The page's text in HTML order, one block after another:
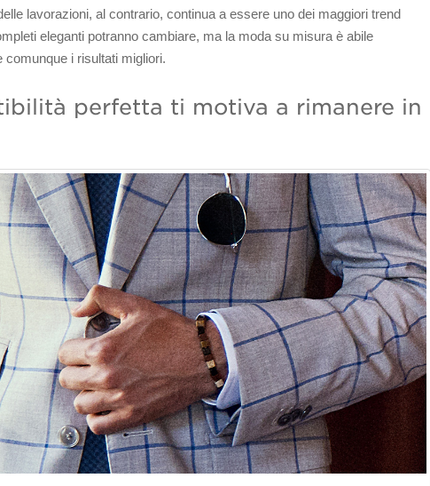
lavorazioni, al contrario, continua a essere uno dei maggiori trend
eleganti potranno cambiare, ma la moda su misura è abile
comunque i risultati migliori.
perfetta ti motiva a rimanere in